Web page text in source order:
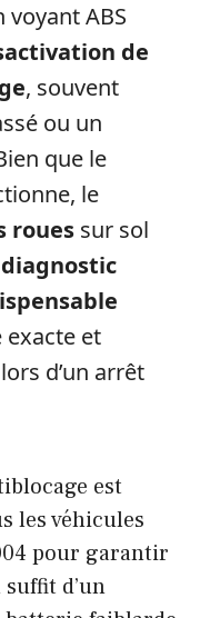
voyant ABS
de
, souvent
ou un
que le
le
roues sur sol
diagnostic
et
d’un arrêt
est
les véhicules
pour garantir
d’un